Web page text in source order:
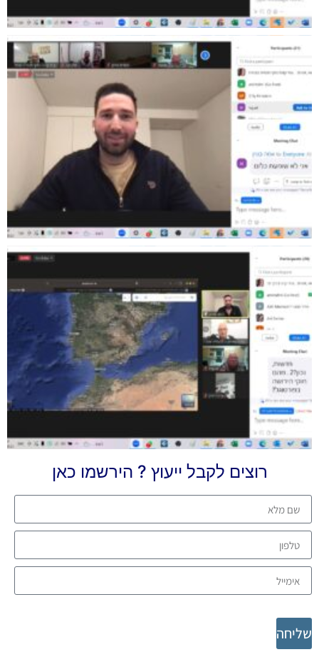
רוצים לקבל ייעוץ ? הירשמו כאן
שליחה